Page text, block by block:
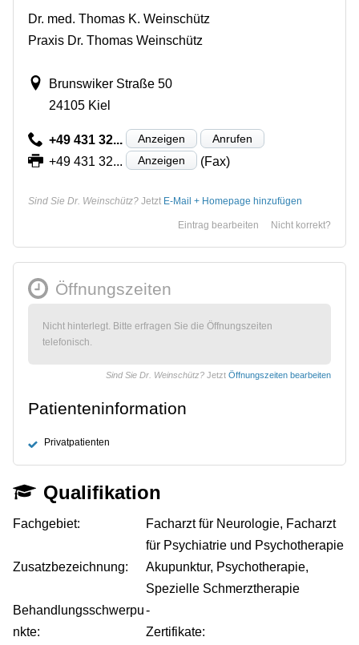
Dr. med. Thomas K. Weinschütz
Praxis Dr. Thomas Weinschütz
Brunswiker Straße 50
24105 Kiel
+49 431 32... Anzeigen Anrufen
+49 431 32... Anzeigen (Fax)
Sind Sie Dr. Weinschütz? Jetzt E-Mail + Homepage hinzufügen
Nicht korrekt?
Eintrag bearbeiten
Öffnungszeiten
Nicht hinterlegt. Bitte erfragen Sie die Öffnungszeiten
telefonisch.
Sind Sie Dr. Weinschütz? Jetzt Öffnungszeiten bearbeiten
Patienteninformation
Privatpatienten
Qualifikation
Fachgebiet:
Facharzt für Neurologie, Facharzt
für Psychiatrie und Psychotherapie
Zusatzbezeichnung:
Akupunktur, Psychotherapie,
Spezielle Schmerztherapie
Behandlungsschwerpu
nkte:
-
Zertifikate: